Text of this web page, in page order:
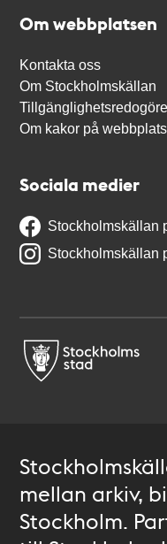
Om webbplatsen
Kontakta oss
Om Stockholmskällan
Om kakor på
Sociala medier
Stockholmskällan
Stockholmskällan
mellan arkiv,
Stockholm.